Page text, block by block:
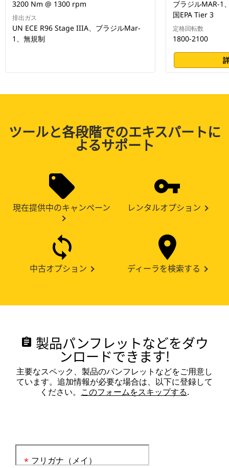
3200 Nm @ 1300 rpm
排出ガス
UN ECE R96 Stage IIIA、ブラジルMar-
1、無規制
ブラジルMAR-1
国EPA Tier 3
定格回転数
1800-2100
ツールと各段階でのエキスパートに
よるサポート
現在提供中のキャンペーン レンタルオプション
中古オプション ディーラを検索する
assignment 製品パンフレットなどをダウ
ンロードできます!
主要なスペック、製品のパンフレットなどをご用意し
ています。追加情報が必要な場合は、以下に登録して
ください。 このフォームをスキップする.
フリガナ（メイ）
*